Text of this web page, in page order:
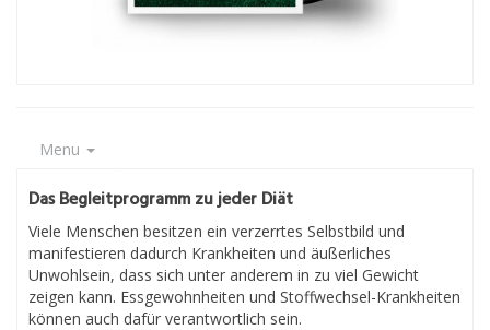
Menu
Das Begleitprogramm zu jeder Diät
Viele Menschen besitzen ein verzerrtes Selbstbild und
manifestieren dadurch Krankheiten und äußerliches
Unwohlsein, dass sich unter anderem in zu viel Gewicht
zeigen kann. Essgewohnheiten und Stoffwechsel-Krankheiten
können auch dafür verantwortlich sein.